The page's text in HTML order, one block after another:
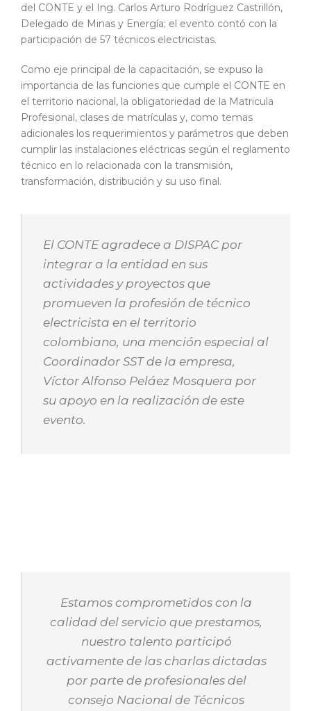
del CONTE y el Ing. Carlos Arturo Rodríguez Castrillón,
Delegado de Minas y Energía; el evento contó con la
participación de 57 técnicos electricistas.
Como eje principal de la capacitación, se expuso la
importancia de las funciones que cumple el CONTE en
el territorio nacional, la obligatoriedad de la Matricula
Profesional, clases de matrículas y, como temas
adicionales los requerimientos y parámetros que deben
cumplir las instalaciones eléctricas según el reglamento
técnico en lo relacionada con la transmisión,
transformación, distribución y su uso final.
El CONTE agradece a DISPAC por
integrar a la entidad en sus
actividades y proyectos que
promueven la profesión de técnico
electricista en el territorio
colombiano, una mención especial al
Coordinador SST de la empresa,
Víctor Alfonso Peláez Mosquera por
su apoyo en la realización de este
evento.
Estamos comprometidos con la
calidad del servicio que prestamos,
nuestro talento participó
activamente de las charlas dictadas
por parte de profesionales del
consejo Nacional de Técnicos